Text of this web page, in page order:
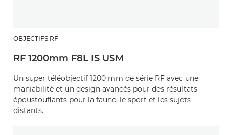
OBJECTIFS RF
RF 1200mm F8L IS USM
Un super téléobjectif 1200 mm de série RF avec une
maniabilité et un design avancés pour des résultats
époustouflants pour la faune, le sport et les sujets
distants.